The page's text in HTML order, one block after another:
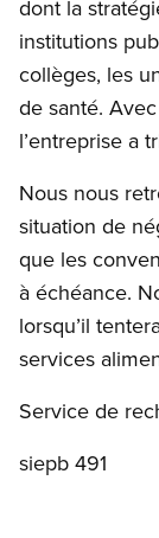
dont la
institutions
collèges, les
de santé.
l’entreprise a
Nous nous
situation de
que les
à échéance.
lorsqu’il
services
Service de
siepb 491